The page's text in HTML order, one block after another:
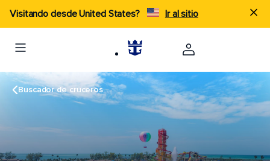
Visitando desde United States? Ir al sitio
Buscador de cruceros